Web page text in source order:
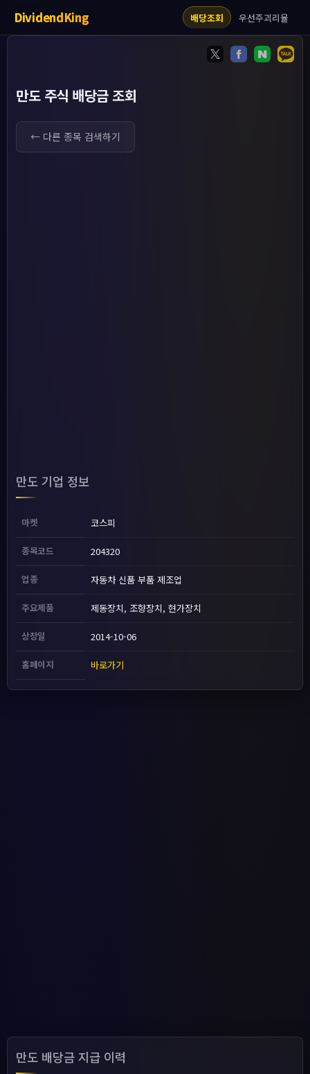
DividendKing 배당조회 우선주괴리율
만도 주식 배당금 조회
← 다른 종목 검색하기
만도 기업 정보
마켓 코스피
종목코드 204320
업종 자동차 신품 부품 제조업
주요제품 제동장치, 조향장치, 현가장치
상장일 2014-10-06
홈페이지 바로가기
만도 배당금 지급 이력